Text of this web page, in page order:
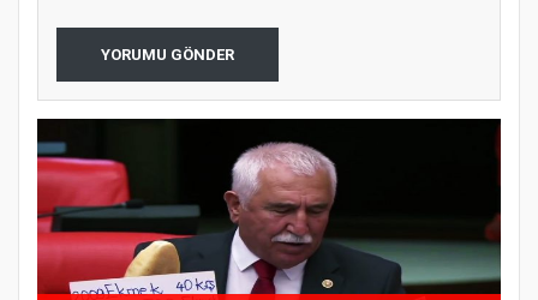
YORUMU GÖNDER